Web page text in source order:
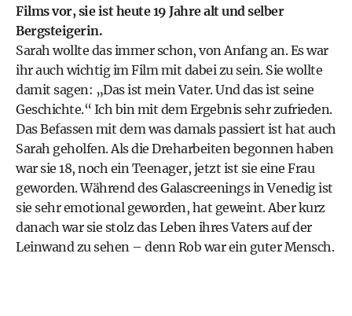
Films vor, sie ist heute 19 Jahre alt und selber
Bergsteigerin.
Sarah wollte das immer schon, von Anfang an. Es war
ihr auch wichtig im Film mit dabei zu sein. Sie wollte
damit sagen: „Das ist mein Vater. Und das ist seine
Geschichte.“ Ich bin mit dem Ergebnis sehr zufrieden.
Das Befassen mit dem was damals passiert ist hat auch
Sarah geholfen. Als die Dreharbeiten begonnen haben
war sie 18, noch ein Teenager, jetzt ist sie eine Frau
geworden. Während des Galascreenings in Venedig ist
sie sehr emotional geworden, hat geweint. Aber kurz
danach war sie stolz das Leben ihres Vaters auf der
Leinwand zu sehen – denn Rob war ein guter Mensch.